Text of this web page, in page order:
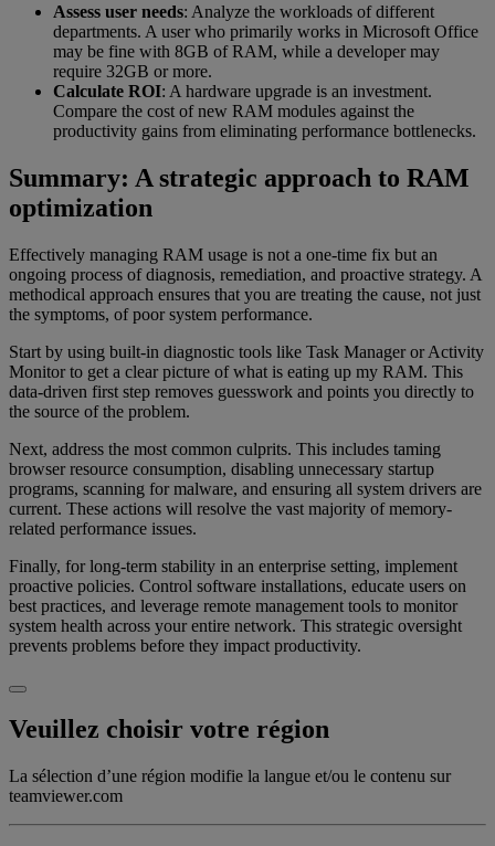
Assess user needs: Analyze the workloads of different
departments. A user who primarily works in Microsoft Office
may be fine with 8GB of RAM, while a developer may
require 32GB or more.
Calculate ROI: A hardware upgrade is an investment.
Compare the cost of new RAM modules against the
productivity gains from eliminating performance bottlenecks.
Summary: A strategic approach to RAM
optimization
Effectively managing RAM usage is not a one-time fix but an
ongoing process of diagnosis, remediation, and proactive strategy. A
methodical approach ensures that you are treating the cause, not just
the symptoms, of poor system performance.
Start by using built-in diagnostic tools like Task Manager or Activity
Monitor to get a clear picture of what is eating up my RAM. This
data-driven first step removes guesswork and points you directly to
the source of the problem.
Next, address the most common culprits. This includes taming
browser resource consumption, disabling unnecessary startup
programs, scanning for malware, and ensuring all system drivers are
current. These actions will resolve the vast majority of memory-
related performance issues.
Finally, for long-term stability in an enterprise setting, implement
proactive policies. Control software installations, educate users on
best practices, and leverage remote management tools to monitor
system health across your entire network. This strategic oversight
prevents problems before they impact productivity.
Veuillez choisir votre région
La sélection d’une région modifie la langue et/ou le contenu sur
teamviewer.com